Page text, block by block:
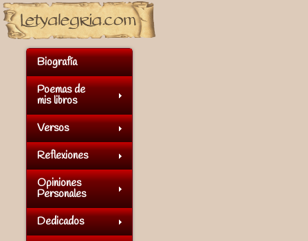
Biografía
Poemas de
mis libros
Versos
Reflexiones
Opiniones
Personales
Dedicados